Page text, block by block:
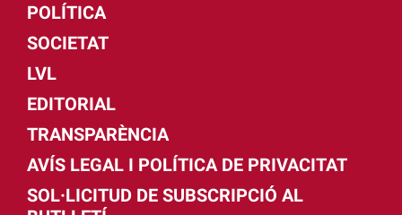
POLÍTICA
SOCIETAT
LVL
EDITORIAL
TRANSPARÈNCIA
AVÍS LEGAL I POLÍTICA DE PRIVACITAT
SOL·LICITUD DE SUBSCRIPCIÓ AL